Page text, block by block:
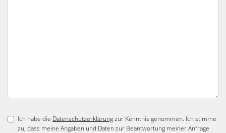
Ich habe die Datenschutzerklärungzur Kenntnis genommen. Ich stimme
zu, dass meine Angaben und Daten zur Beantwortung meiner Anfrage